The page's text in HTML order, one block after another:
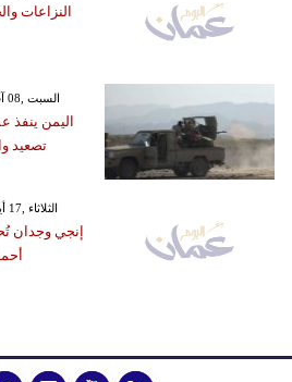
النزاعات
GMT 10:28 2026 السبت ,08 آب / أغسطس
اليمن ينفذ
تصعيد
GMT 00:54 2019 الثلاثاء ,17 أيلول / سبتمبر
إنجي وجدان